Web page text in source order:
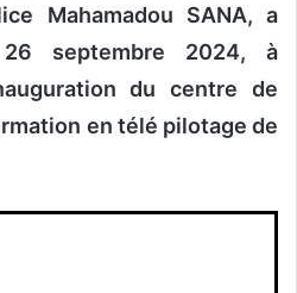
Mahamadou SANA, a
septembre 2024, à
du centre de
en télé pilotage de